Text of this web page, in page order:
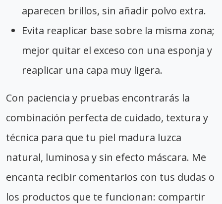
aparecen brillos, sin añadir polvo extra.
Evita reaplicar base sobre la misma zona;
mejor quitar el exceso con una esponja y
reaplicar una capa muy ligera.
Con paciencia y pruebas encontrarás la
combinación perfecta de cuidado, textura y
técnica para que tu piel madura luzca
natural, luminosa y sin efecto máscara. Me
encanta recibir comentarios con tus dudas o
los productos que te funcionan: compartir